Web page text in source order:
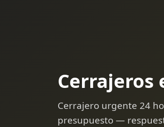
Cerrajeros
Cerrajero urgente 24
presupuesto —